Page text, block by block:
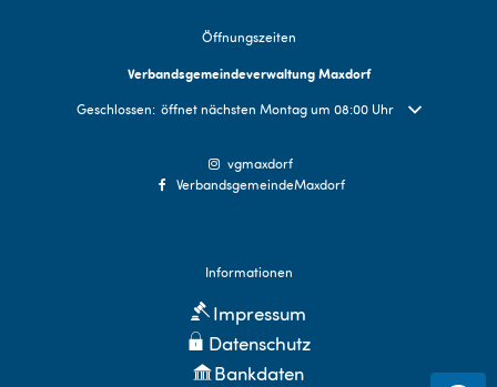
Öffnungszeiten
Verbandsgemeindeverwaltung Maxdorf
Klicken, um weitere Öffnungs- oder Schließzeiten auszublenden
Geschlossen: öffnet nächsten Montag um 08:00 Uhr
vgmaxdorf
VerbandsgemeindeMaxdorf
Informationen
Impressum
Datenschutz
Bankdaten